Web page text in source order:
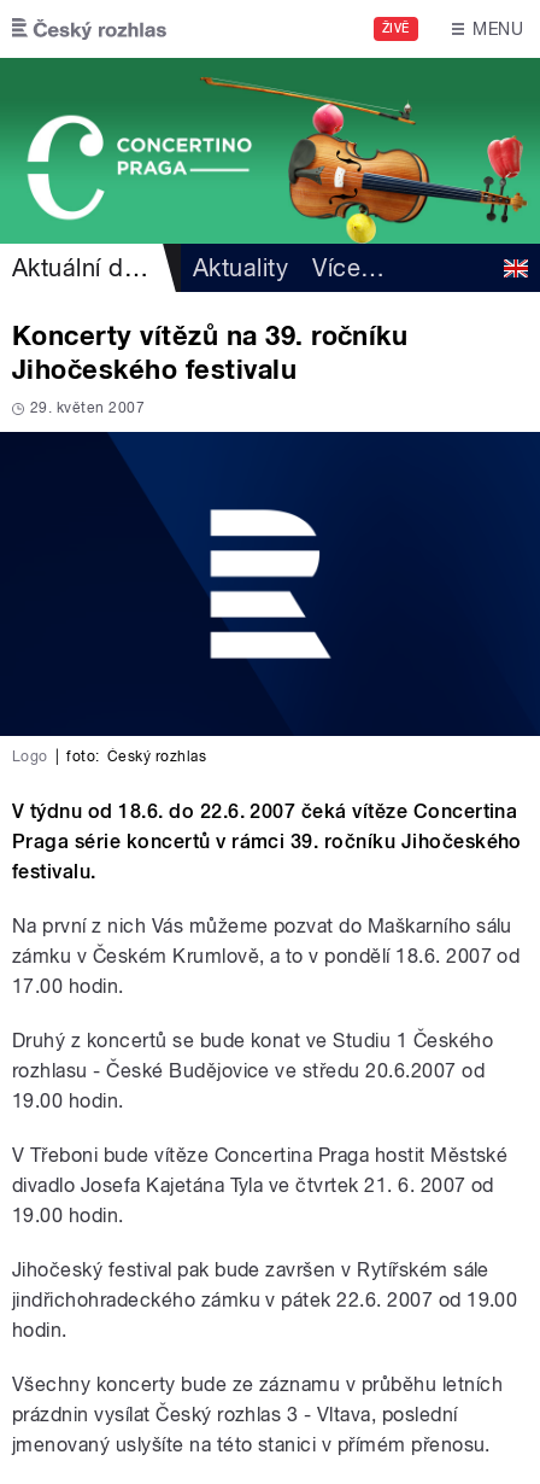
Přejít k hlavnímu obsahu
ŽIVĚ MENU
Aktuální dění Aktuality Více…
Koncerty vítězů na 39. ročníku
Jihočeského festivalu
29. květen 2007
Logo foto: Český rozhlas
V týdnu od 18.6. do 22.6. 2007 čeká vítěze Concertina
Praga série koncertů v rámci 39. ročníku Jihočeského
festivalu.
Na první z nich Vás můžeme pozvat do Maškarního sálu
zámku v Českém Krumlově, a to v pondělí 18.6. 2007 od
17.00 hodin.
Druhý z koncertů se bude konat ve Studiu 1 Českého
rozhlasu - České Budějovice ve středu 20.6.2007 od
19.00 hodin.
V Třeboni bude vítěze Concertina Praga hostit Městské
divadlo Josefa Kajetána Tyla ve čtvrtek 21. 6. 2007 od
19.00 hodin.
Jihočeský festival pak bude završen v Rytířském sále
jindřichohradeckého zámku v pátek 22.6. 2007 od 19.00
hodin.
Všechny koncerty bude ze záznamu v průběhu letních
prázdnin vysílat Český rozhlas 3 - Vltava, poslední
jmenovaný uslyšíte na této stanici v přímém přenosu.